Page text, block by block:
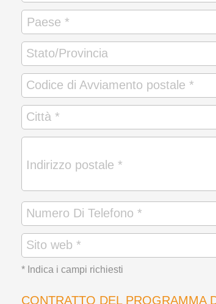
* Indica i campi richiesti
CONTRATTO DEL PROGRAMMA